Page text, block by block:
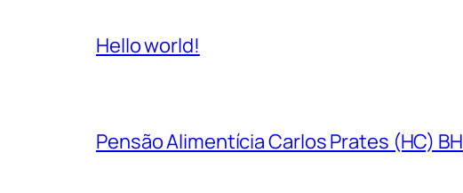
Hello world!
Pensão Alimentícia Carlos Prates (HC) BH